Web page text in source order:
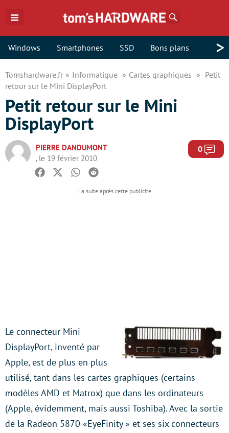
Windows Smartphones SSD Bons plans >
Tomshardware.fr Informatique Cartes graphiques
Petit
retour sur le Mini DisplayPort
Petit retour sur le Mini
DisplayPort
PIERRE DANDUMONT
, le 19 février 2010
0
Facebook
TwitterWhatsapp
Reddit
Le connecteur Mini
DisplayPort, inventé par
Apple, est de plus en plus
utilisé, tant dans les cartes graphiques (certains
modèles AMD et Matrox) que dans les ordinateurs
(Apple, évidemment, mais aussi Toshiba). Avec la sortie
de la Radeon 5870 «EyeFinity » et ses six connecteurs